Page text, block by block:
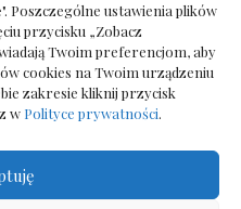
Poszczególne ustawienia plików
przycisku „Zobacz
Twoim preferencjom, aby
cookies na Twoim urządzeniu
zakresie kliknij przycisk
w Polityce prywatności.